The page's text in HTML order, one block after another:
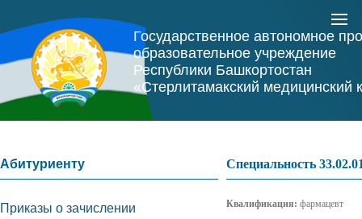
Государственное автономное
образовательное учреждение
Республики Башкортостан
«Стерлитамакский медицинский
Специальность
Квалификация: фармацевт
Абитуриенту
Приказы о зачислении